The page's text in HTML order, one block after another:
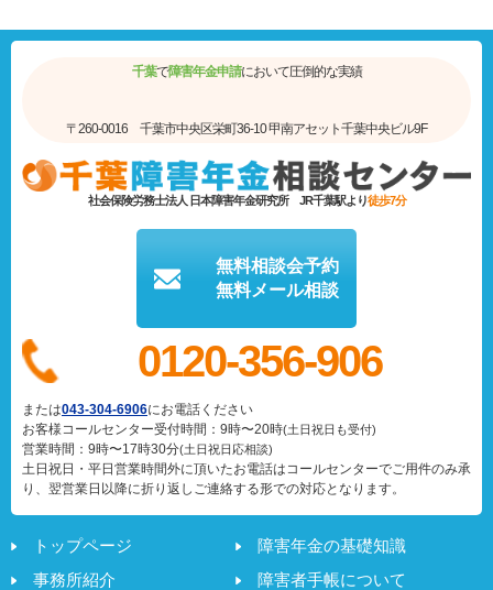
千葉で障害年金申請において圧倒的な実績
〒260-0016 千葉市中央区栄町36-10 甲南アセット千葉中央ビル9F
社会保険労務士法人 日本障害年金研究所 JR千葉駅より徒歩7分
無料相談会予約
無料メール相談
0120-356-906
または043-304-6906にお電話ください
お客様コールセンター受付時間：9時〜20時(土日祝日も受付)
営業時間：9時〜17時30分(土日祝日応相談)
土日祝日・平日営業時間外に頂いたお電話はコールセンターでご用件のみ承
り、翌営業日以降に折り返しご連絡する形での対応となります。
トップページ
事務所紹介
障害年金の基礎知識
障害者手帳について